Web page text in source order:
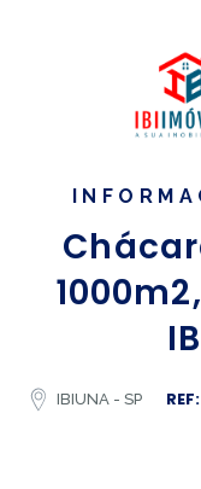
IBIUNA - SP